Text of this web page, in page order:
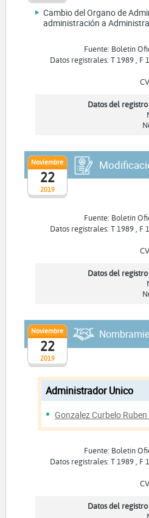
Cambio del Organo de
administración a
Fuente: Boletín
Datos registrales: T 1989 , F
Datos del
2019
Noviembre
22
Fuente: Boletín
Datos registrales: T 1989 , F
Datos del
2019
Noviembre
22
Administrador Unico
Gonzalez Curbelo
Fuente: Boletín
Datos registrales: T 1989 , F
Datos del